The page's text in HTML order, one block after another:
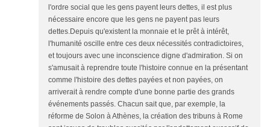
l'ordre social que les gens payent leurs dettes, il est plus
nécessaire encore que les gens ne payent pas leurs
dettes.Depuis qu'existent la monnaie et le prêt à intérêt,
l'humanité oscille entre ces deux nécessités contradictoires,
et toujours avec une inconscience digne d'admiration. Si on
s'amusait à reprendre toute l'histoire connue en la présentant
comme l'histoire des dettes payées et non payées, on
arriverait à rendre compte d'une bonne partie des grands
événements passés. Chacun sait que, par exemple, la
réforme de Solon à Athènes, la création des tribuns à Rome